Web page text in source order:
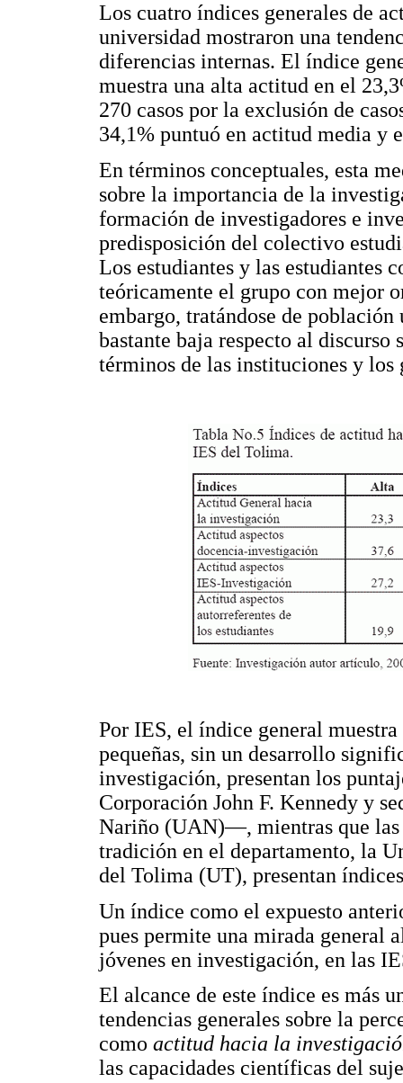
Los cuatro índices generales de
universidad mostraron una
diferencias internas. El índice
muestra una alta actitud en el
270 casos por la exclusión de
34,1% puntuó en actitud media y
En términos conceptuales, esta
sobre la importancia de la
formación de investigadores e
predisposición del colectivo
Los estudiantes y las estudiantes
teóricamente el grupo con mejor
embargo, tratándose de
bastante baja respecto al
términos de las instituciones y los
Por IES, el índice general
pequeñas, sin un desarrollo
investigación, presentan los
Corporación John F. Kennedy y
Nariño (UAN)—, mientras que las
tradición en el departamento, la
del Tolima (UT), presentan
Un índice como el expuesto
pues permite una mirada general
jóvenes en investigación, en las
El alcance de este índice es más
tendencias generales sobre la
como actitud hacia la
las capacidades científicas del